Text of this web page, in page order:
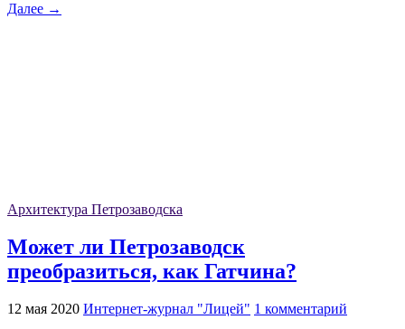
Далее →
Архитектура Петрозаводска
Может ли Петрозаводск
преобразиться, как Гатчина?
12 мая 2020 Интернет-журнал "Лицей" 1 комментарий